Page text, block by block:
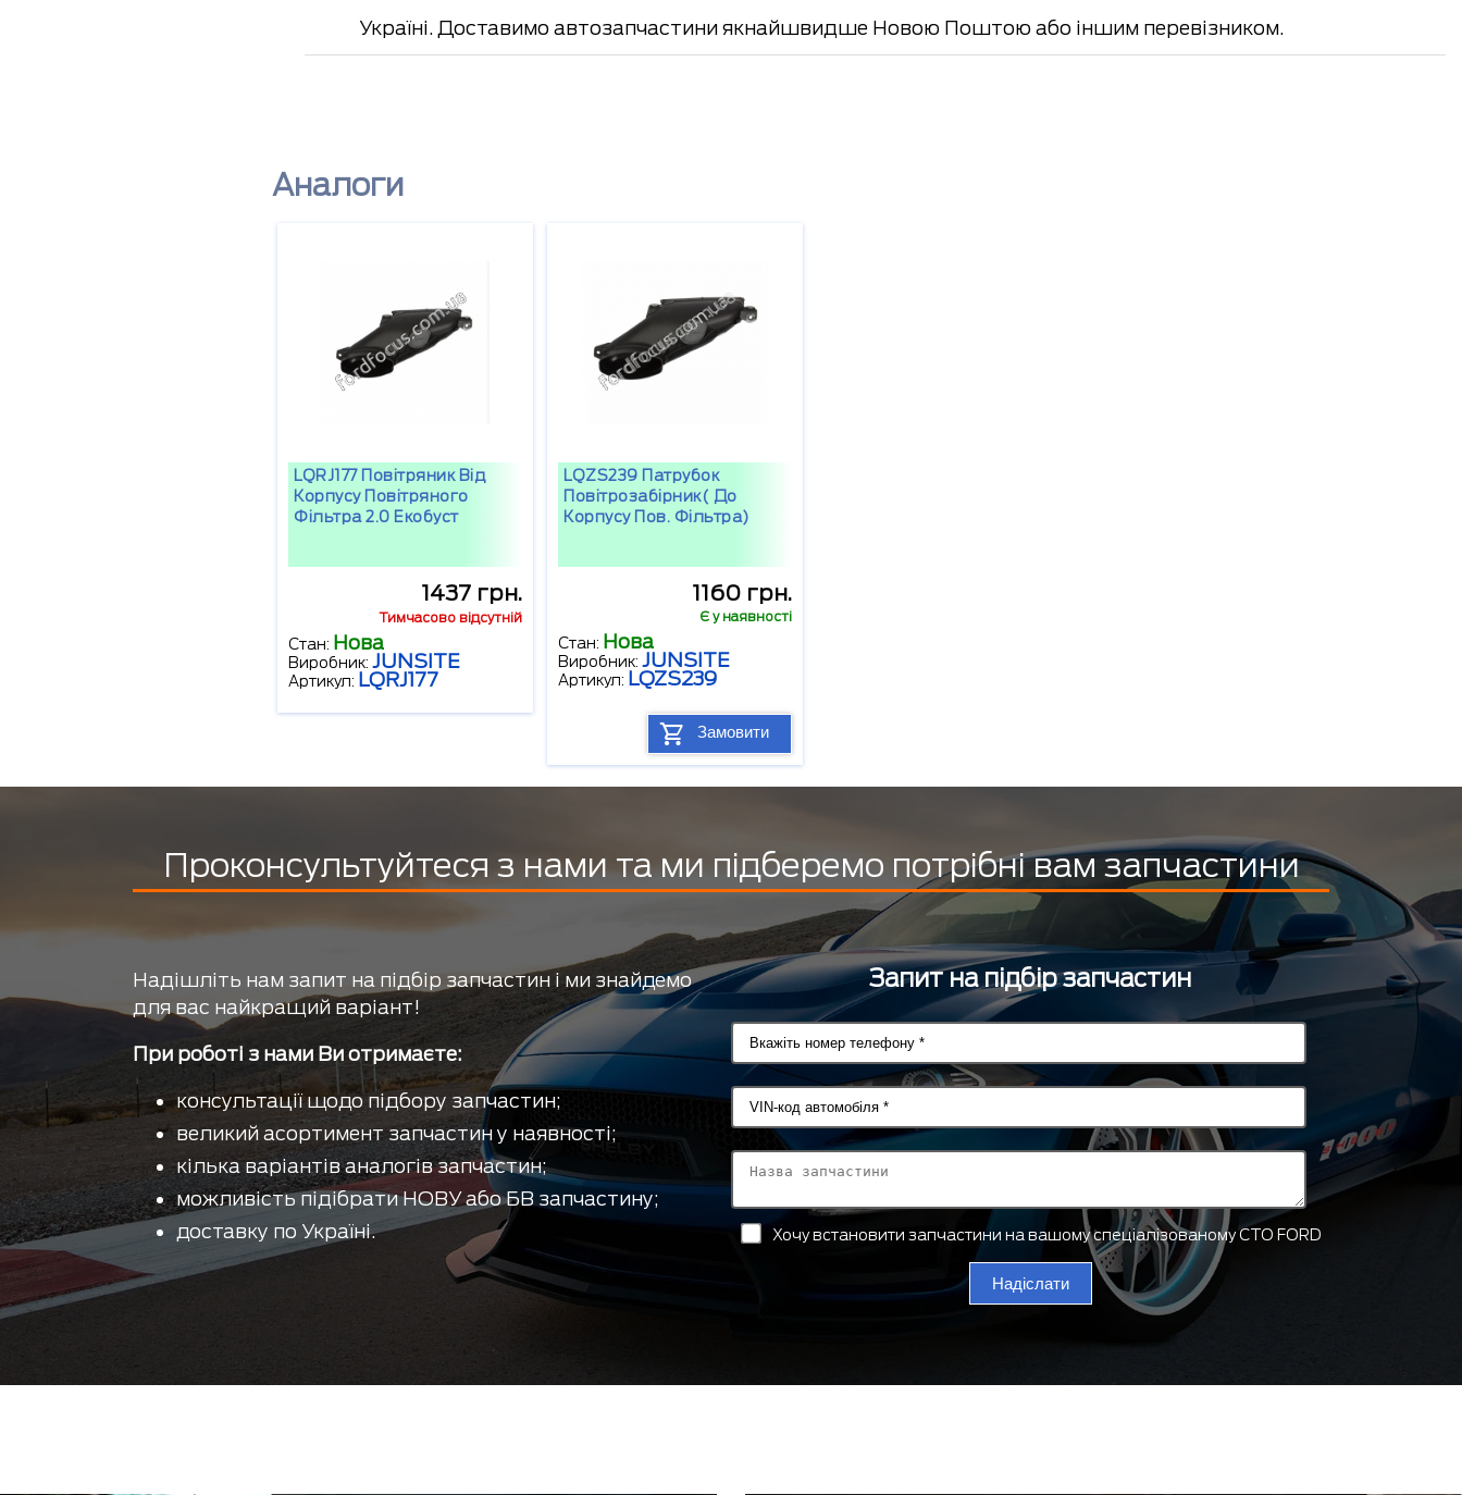
Україні. Доставимо автозапчастини якнайшвидше Новою Поштою або іншим перевізником.
Аналоги
LQRJ177 Повітряник Від
Корпусу Повітряного
Фільтра 2.0 Екобуст
1437 грн.
Тимчасово відсутній
Стан: Нова
Виробник: JUNSITE
Артикул: LQRJ177
LQZS239 Патрубок
Повітрозабірник( До
Корпусу Пов. Фільтра)
1160 грн.
Є у наявності
Стан: Нова
Виробник: JUNSITE
Артикул: LQZS239
Замовити
Проконсультуйтеся з нами та ми підберемо потрібні вам запчастини
Надішліть нам запит на підбір запчастин і ми знайдемо
для вас найкращий варіант!
При роботі з нами Ви отримаєте:
консультації щодо підбору запчастин;
великий асортимент запчастин у наявності;
кілька варіантів аналогів запчастин;
можливість підібрати НОВУ або БВ запчастину;
доставку по Україні.
Запит на підбір запчастин
Хочу встановити запчастини на вашому спеціалізованому СТО FORD
Надіслати